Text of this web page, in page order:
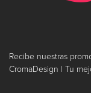
Recibe nuestras
CromaDesign | Tu